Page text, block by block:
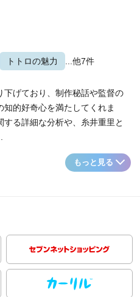
トトロの魅力 ...他7件
げており、制作秘話や監督の
的好奇心を満たしてくれま
る詳細な分析や、糸井重里と
もっと見る